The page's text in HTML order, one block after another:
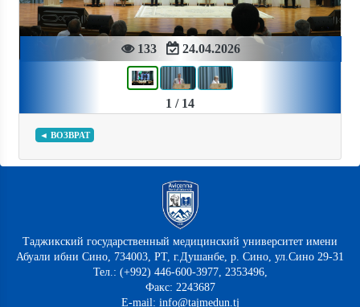
133 24.04.2026
1 / 14
◄ ВОЗВРАТ
Таджикский государственный медицинский университет имени
Абуали ибни Сино, 734003, РТ, г.Душанбе, р. Сино, ул.Сино 29-31
Тел.: (+992) 446-600-3977, 2353496,
Факс: 2243687
E-mail: info@tajmedun.tj